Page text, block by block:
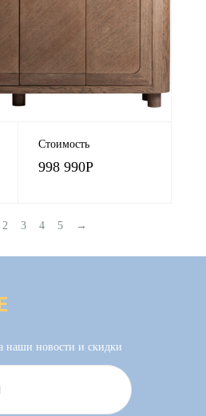
Стоимость
998 990Р
2 3 4 5 →
наши новости и скидки